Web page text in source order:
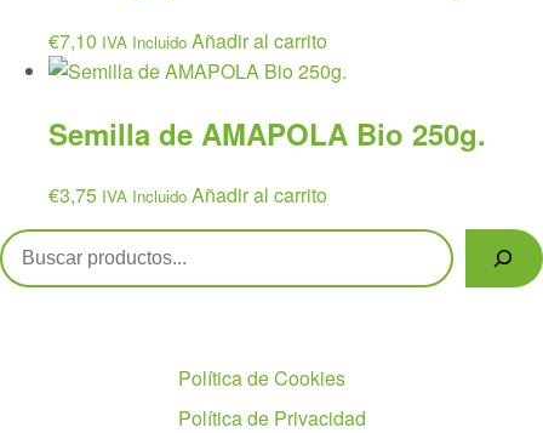
€7,10 IVA Incluido Añadir al carrito
Semilla de AMAPOLA Bio 250g.
€3,75 IVA Incluido Añadir al carrito
Buscar
Política de Cookies
Política de Privacidad